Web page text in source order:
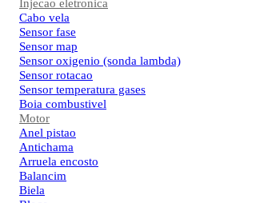
Injecao eletronica
Cabo vela
Sensor fase
Sensor map
Sensor oxigenio (sonda lambda)
Sensor rotacao
Sensor temperatura gases
Boia combustivel
Motor
Anel pistao
Antichama
Arruela encosto
Balancim
Biela